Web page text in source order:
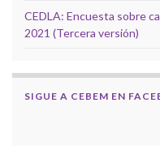
CEDLA: Encuesta sobre
2021 (Tercera versión)
SIGUE A CEBEM EN